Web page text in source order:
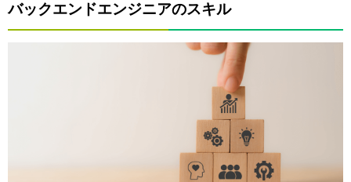
バックエンドエンジニアのスキル